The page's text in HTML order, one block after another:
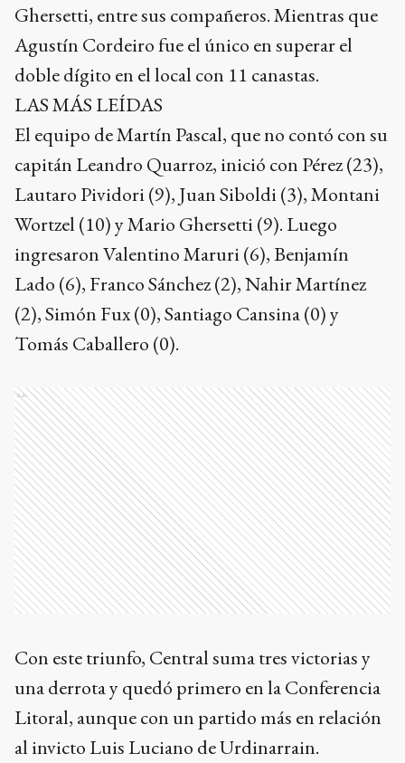
Ghersetti, entre sus compañeros. Mientras que
Agustín Cordeiro fue el único en superar el
doble dígito en el local con 11 canastas.
LAS MÁS LEÍDAS
El equipo de Martín Pascal, que no contó con su
capitán Leandro Quarroz, inició con Pérez (23),
Lautaro Pividori (9), Juan Siboldi (3), Montani
Wortzel (10) y Mario Ghersetti (9). Luego
ingresaron Valentino Maruri (6), Benjamín
Lado (6), Franco Sánchez (2), Nahir Martínez
(2), Simón Fux (0), Santiago Cansina (0) y
Tomás Caballero (0).
Ads
Con este triunfo, Central suma tres victorias y
una derrota y quedó primero en la Conferencia
Litoral, aunque con un partido más en relación
al invicto Luis Luciano de Urdinarrain.